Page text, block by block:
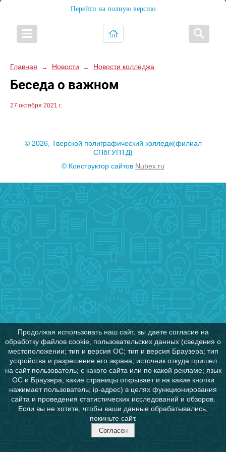
Перейти на полную версию
Главная → Новости → Новости колледжа
Беседа о важном
27 октября 2021 г.
© 2026, Тверской полиграфический колледж(филиал
СПбГУПТД)
© Конструктор сайтов Nubex.ru
Продолжая использовать наш сайт, вы даете согласие на
обработку файлов cookie, пользовательских данных (сведения о
местоположении; тип и версия ОС; тип и версия Браузера; тип
устройства и разрешение его экрана; источник откуда пришел
на сайт пользователь; с какого сайта или по какой рекламе; язык
ОС и Браузера; какие страницы открывает и на какие кнопки
нажимает пользователь; ip-адрес) в целях функционирования
сайта и проведения статистических исследований и обзоров.
Если вы не хотите, чтобы ваши данные обрабатывались,
покиньте сайт.
Согласен